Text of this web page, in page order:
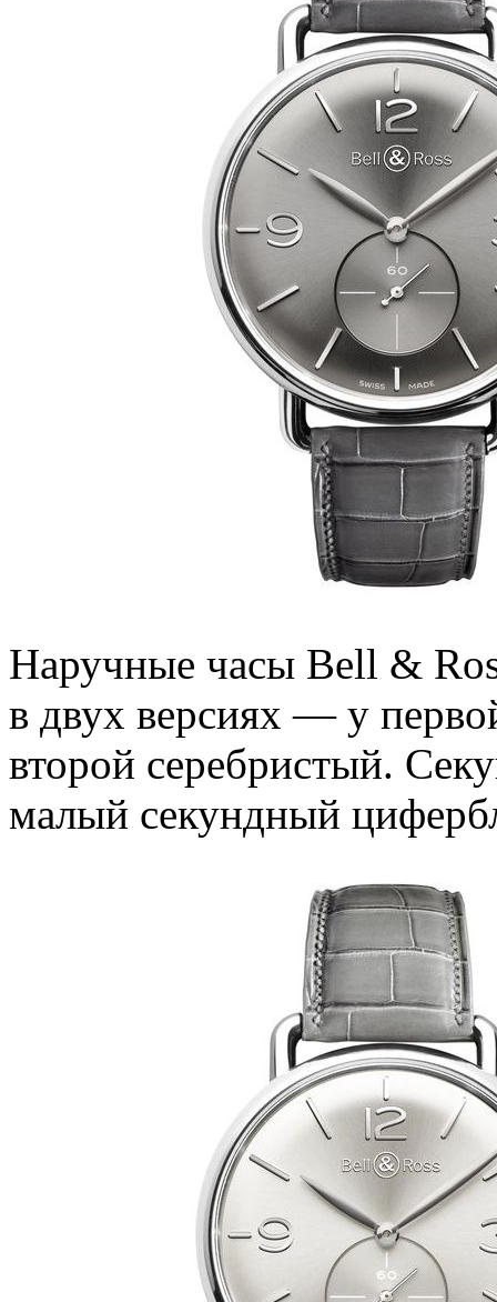
Наручные часы Bell &
в двух версиях — у
второй серебристый.
малый секундный